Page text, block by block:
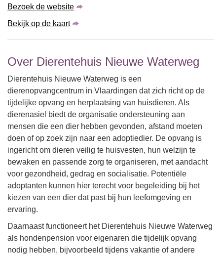
Bezoek de website
Bekijk op de kaart
Over Dierentehuis Nieuwe Waterweg
Dierentehuis Nieuwe Waterweg is een
dierenopvangcentrum in Vlaardingen dat zich richt op de
tijdelijke opvang en herplaatsing van huisdieren. Als
dierenasiel biedt de organisatie ondersteuning aan
mensen die een dier hebben gevonden, afstand moeten
doen of op zoek zijn naar een adoptiedier. De opvang is
ingericht om dieren veilig te huisvesten, hun welzijn te
bewaken en passende zorg te organiseren, met aandacht
voor gezondheid, gedrag en socialisatie. Potentiële
adoptanten kunnen hier terecht voor begeleiding bij het
kiezen van een dier dat past bij hun leefomgeving en
ervaring.
Daarnaast functioneert het Dierentehuis Nieuwe Waterweg
als hondenpension voor eigenaren die tijdelijk opvang
nodig hebben, bijvoorbeeld tijdens vakantie of andere